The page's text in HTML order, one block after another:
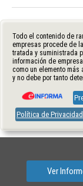
Todo el contenido de
empresas procede de la
tratada y suministrada
información de
como un elemento
y no debe por tanto
Política de Privacidad
Ver